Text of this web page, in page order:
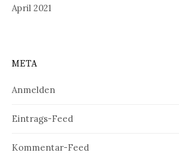
April 2021
META
Anmelden
Eintrags-Feed
Kommentar-Feed